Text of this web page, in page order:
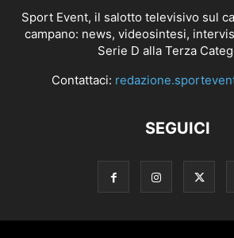
Sport Event, il salotto televisivo sul
campano: news, videosintesi,
Serie D alla Terza
Contattaci:
SEGUICI